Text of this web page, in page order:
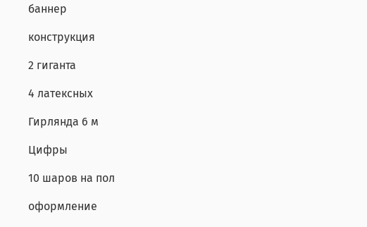
баннер
конструкция
2 гиганта
4 латексных
Гирлянда 6 м
Цифры
10 шаров на пол
оформление